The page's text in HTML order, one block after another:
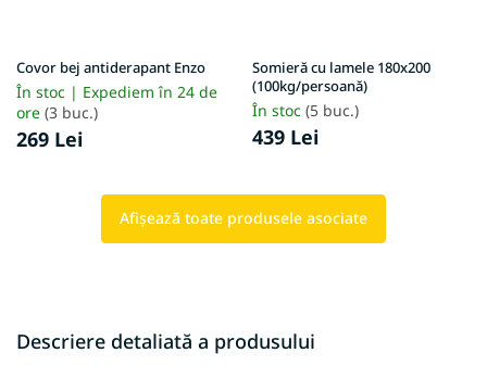
Covor bej antiderapant Enzo
În stoc | Expediem în 24 de
ore (3 buc.)
269 Lei
Somieră cu lamele 180x200
(100kg/persoană)
În stoc (5 buc.)
439 Lei
Afişează toate produsele asociate
Descriere detaliată a produsului